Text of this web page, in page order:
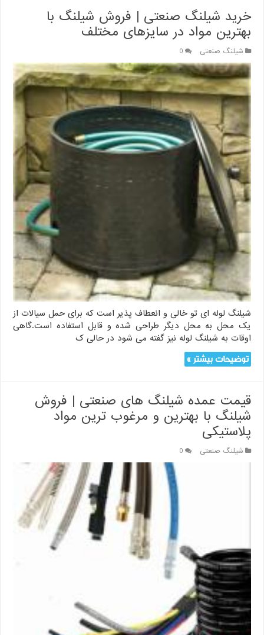
خرید شیلنگ صنعتی | فروش شیلنگ با
بهترین مواد در سایزهای مختلف
شیلنگ صنعتی 0
شیلنگ لوله ای تو خالی و انعطاف پذیر است که برای حمل سیالات از
یک محل به محل دیگر طراحی شده و قابل استفاده است.گاهی
اوقات به شیلنگ لوله نیز گفته می شود در حالی ک
توضیحات بیشتر »
قیمت عمده شیلنگ های صنعتی | فروش
شیلنگ با بهترین و مرغوب ترین مواد
پلاستیکی
شیلنگ صنعتی 0